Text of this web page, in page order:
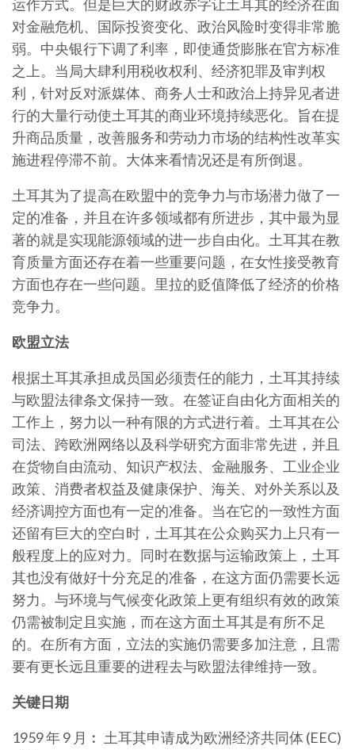
运作方式。但是巨大的财政赤字让土耳其的经济在面
对金融危机、国际投资变化、政治风险时变得非常脆
弱。中央银行下调了利率，即使通货膨胀在官方标准
之上。当局大肆利用税收权利、经济犯罪及审判权
利，针对反对派媒体、商务人士和政治上持异见者进
行的大量行动使土耳其的商业环境持续恶化。旨在提
升商品质量，改善服务和劳动力市场的结构性改革实
施进程停滞不前。大体来看情况还是有所倒退。
土耳其为了提高在欧盟中的竞争力与市场潜力做了一
定的准备，并且在许多领域都有所进步，其中最为显
著的就是实现能源领域的进一步自由化。土耳其在教
育质量方面还存在着一些重要问题，在女性接受教育
方面也存在一些问题。里拉的贬值降低了经济的价格
竞争力。
欧盟立法
根据土耳其承担成员国必须责任的能力，土耳其持续
与欧盟法律条文保持一致。在签证自由化方面相关的
工作上，努力以一种有限的方式进行着。土耳其在公
司法、跨欧洲网络以及科学研究方面非常先进，并且
在货物自由流动、知识产权法、金融服务、工业企业
政策、消费者权益及健康保护、海关、对外关系以及
经济调控方面也有一定的准备。当在它的一致性方面
还留有巨大的空白时，土耳其在公众购买力上只有一
般程度上的应对力。同时在数据与运输政策上，土耳
其也没有做好十分充足的准备，在这方面仍需要长远
努力。与环境与气候变化政策上更有组织有效的政策
仍需被制定且实施，而在这方面土耳其是有所不足
的。在所有方面，立法的实施仍需要多加注意，且需
要有更长远且重要的进程去与欧盟法律维持一致。
关键日期
1959 年 9 月︰ 土耳其申请成为欧洲经济共同体 (EEC)